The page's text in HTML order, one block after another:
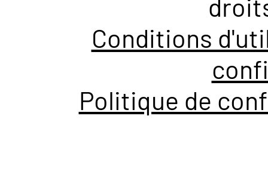
Conditions
Politique de